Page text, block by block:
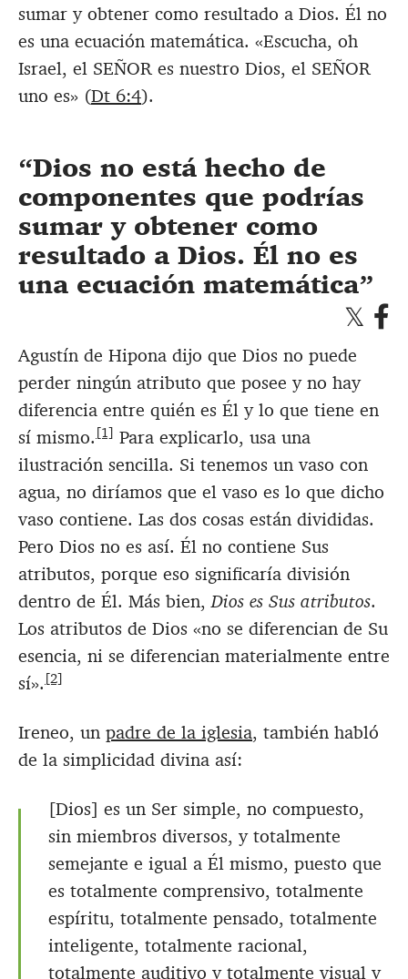
sumar y obtener como resultado a Dios. Él no
es una ecuación matemática. «Escucha, oh
Israel, el SEÑOR es nuestro Dios, el SEÑOR
uno es» (Dt 6:4).
Dios no está hecho de
componentes que podrías
sumar y obtener como
resultado a Dios. Él no es
una ecuación matemática
Agustín de Hipona dijo que Dios no puede
perder ningún atributo que posee y no hay
diferencia entre quién es Él y lo que tiene en
sí mismo. [1] Para explicarlo, usa una
ilustración sencilla. Si tenemos un vaso con
agua, no diríamos que el vaso es lo que dicho
vaso contiene. Las dos cosas están divididas.
Pero Dios no es así. Él no contiene Sus
atributos, porque eso significaría división
dentro de Él. Más bien,Dios es Sus atributos.
Los atributos de Dios «no se diferencian de Su
esencia, ni se diferencian materialmente entre
sí». [2]
Ireneo, un padre de la iglesia, también habló
de la simplicidad divina así:
[Dios] es un Ser simple, no compuesto,
sin miembros diversos, y totalmente
semejante e igual a Él mismo, puesto que
es totalmente comprensivo, totalmente
espíritu, totalmente pensado, totalmente
inteligente, totalmente racional,
totalmente auditivo y totalmente visual y